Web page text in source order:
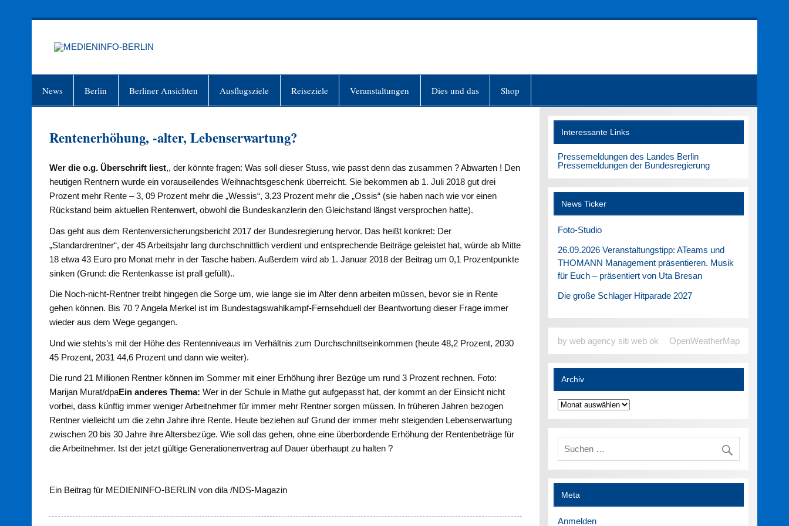
News Berlin Berliner Ansichten Ausflugsziele Reiseziele Veranstaltungen Dies und das Shop
Rentenerhöhung, -alter, Lebenserwartung?
Wer die o.g. Überschrift liest,, der könnte fragen: Was soll dieser Stuss, wie passt denn das zusam­men ? Abwarten ! Den
heutigen Rentnern wurde ein vorauseilendes Weihnachtsge­schenk überreicht. Sie bekommen ab 1. Juli 2018 gut drei
Prozent mehr Rente – 3, 09 Prozent mehr die „Wessis“, 3,23 Prozent mehr die „Ossis“ (sie haben nach wie vor einen
Rückstand beim aktuel­len Rentenwert, obwohl die Bundeskanzlerin den Gleichstand längst versprochen hatte).
Das geht aus dem Rentenversiche­rungsbericht 2017 der Bundesre­gierung hervor. Das heißt kon­kret: Der
„Standardrentner“, der 45 Arbeitsjahr lang durchschnitt­lich verdient und entsprechende Beiträge geleistet hat, würde ab Mitte
18 etwa 43 Euro pro Monat mehr in der Tasche haben. Außer­dem wird ab 1. Januar 2018 der Beitrag um 0,1 Prozentpunkte
sinken (Grund: die Rentenkasse ist prall gefüllt)..
Die Noch-nicht-Rentner treibt hingegen die Sorge um, wie lange sie im Alter denn arbeiten müssen, bevor sie in Rente
gehen können. Bis 70 ? Angela Merkel ist im Bundestagswahlkampf-Fernsehduell der Beantwortung dieser Frage immer
wieder aus dem Wege gegangen.
Und wie stehts’s mit der Höhe des Renten­niveaus im Verhältnis zum Durch­schnittseinkommen (heute 48,2 Prozent, 2030
45 Prozent, 2031 44,6 Prozent und dann wie wei­ter).
Die rund 21 Millionen Rentner können im Sommer mit einer Erhöhung ihrer Bezüge um rund 3 Prozent rechnen. Foto:
Marijan Murat/dpaEin anderes Thema: Wer in der Schule in Mathe gut aufgepasst hat, der kommt an der Einsicht nicht
vorbei, dass künftig immer weniger Arbeitnehmer für immer mehr Rentner sorgen müssen. In früheren Jahren bezogen
Rentner vielleicht um die zehn Jahre ihre Rente. Heute beziehen auf Grund der immer mehr steigenden Le­benserwartung
zwischen 20 bis 30 Jahre ihre Altersbezüge. Wie soll das gehen, ohne eine über­bordende Erhöhung der Renten­beträge für
die Arbeitnehmer. Ist der jetzt gültige Generationenver­trag auf Dauer überhaupt zu hal­ten ?
Ein Beitrag für MEDIENINFO-BERLIN von dila /NDS-Magazin
Interessante Links
Pressemeldungen des Landes Berlin
Pressemeldungen der Bundesregierung
News Ticker
Foto-Studio
26.09.2026 Veranstaltungstipp: ATeams und
THOMANN Management präsentieren. Musik
für Euch – präsentiert von Uta Bresan
Die große Schlager Hitparade 2027
by web agency siti web ok OpenWeatherMap
Archiv
Archiv
Meta
Anmelden